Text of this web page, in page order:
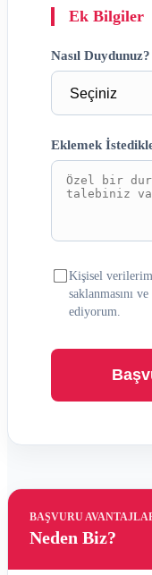
BAŞVURU
Neden Biz?
Ek Bilgiler
Nasıl Duydunuz?
Eklemek
Kişisel
saklanmasını
ediyorum.